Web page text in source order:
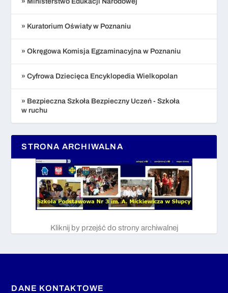
» Kuratorium Oświaty w Poznaniu
» Okręgowa Komisja Egzaminacyjna w Poznaniu
» Cyfrowa Dziecięca Encyklopedia Wielkopolan
» Bezpieczna Szkoła Bezpieczny Uczeń - Szkoła
w ruchu
STRONA ARCHIWALNA
Kliknij by przejść do strony archiwalnej
DANE KONTAKTOWE